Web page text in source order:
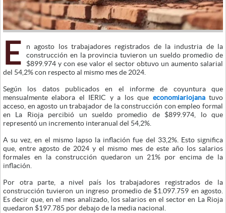
E
n agosto los trabajadores registrados de la industria de la
construcción en la provincia tuvieron un sueldo promedio de
$899.974 y con ese valor el sector obtuvo un aumento salarial
del 54,2% con respecto al mismo mes de 2024.
Según los datos publicados en el informe de coyuntura que
mensualmente elabora el IERIC y a los que economiariojanatuvo
acceso, en agosto un trabajador de la construcción con empleo formal
en La Rioja percibió un sueldo promedio de $899.974, lo que
representó un incremento interanual del 54,2%.
A su vez, en el mismo lapso la inflación fue del 33,2%. Esto significa
que, entre agosto de 2024 y el mismo mes de este año los salarios
formales en la construcción quedaron un 21% por encima de la
inflación.
Por otra parte, a nivel país los trabajadores registrados de la
construcción tuvieron un ingreso promedio de $1.097.759 en agosto.
Es decir que, en el mes analizado, los salarios en el sector en La Rioja
quedaron $197.785 por debajo de la media nacional.